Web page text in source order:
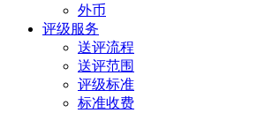
外币
评级服务
送评流程
送评范围
评级标准
标准收费